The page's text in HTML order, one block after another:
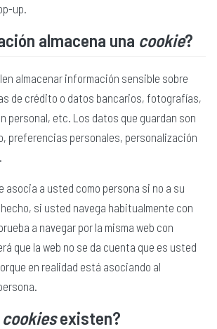
up.
almacena una cookie?
almacenar información sensible sobre
de crédito o datos bancarios, fotografías,
personal, etc. Los datos que guardan son
preferencias personales, personalización
asocia a usted como persona si no a su
si usted navega habitualmente con
a navegar por la misma web con
que la web no se da cuenta que es usted
en realidad está asociando al
cookiesexisten?